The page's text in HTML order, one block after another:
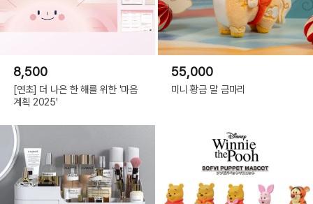
8,500
[연초] 더 나은 한 해를 위한 '마음
계획 2025'
55,000
미니 황금 말 금마리